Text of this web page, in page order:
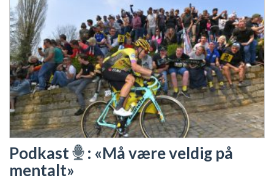
Podkast
: «Må være veldig på
mentalt»